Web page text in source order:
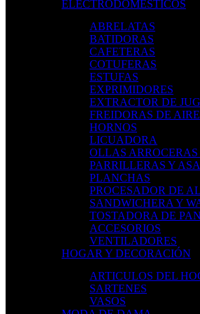
ELECTRODOMÉSTICOS
ABRELATAS
BATIDORAS
CAFETERAS
COTUFERAS
ESTUFAS
EXPRIMIDORES
EXTRACTOR DE
FREIDORAS DE AIRE
HORNOS
LICUADORA
OLLAS ARROCERAS
PARRILLERAS Y
PLANCHAS
PROCESADOR DE
SANDWICHERA Y
TOSTADORA DE PAN
ACCESORIOS
VENTILADORES
HOGAR Y DECORACIÓN
ARTICULOS DEL
SARTENES
VASOS